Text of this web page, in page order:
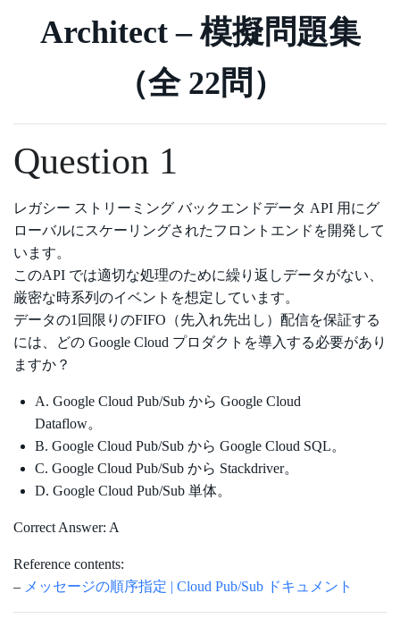
Architect – 模擬問題集
（全 22問）
Question 1
レガシー ストリーミング バックエンドデータ API 用にグ
ローバルにスケーリングされたフロントエンドを開発して
います。
このAPI では適切な処理のために繰り返しデータがない、
厳密な時系列のイベントを想定しています。
データの1回限りのFIFO（先入れ先出し）配信を保証する
には、どの Google Cloud プロダクトを導入する必要があり
ますか？
A. Google Cloud Pub/Sub から Google Cloud
Dataflow。
B. Google Cloud Pub/Sub から Google Cloud SQL。
C. Google Cloud Pub/Sub から Stackdriver。
D. Google Cloud Pub/Sub 単体。
Correct Answer: A
Reference contents:
– メッセージの順序指定 | Cloud Pub/Sub ドキュメント